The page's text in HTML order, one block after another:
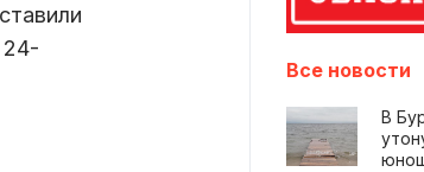
24-
Все новости
В